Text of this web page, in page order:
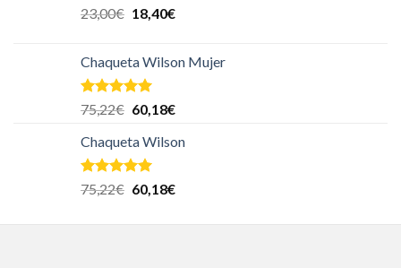
23,00€ 18,40€
Chaqueta Wilson Mujer
Valorado en
5.00
75,22€ 60,18€
Chaqueta Wilson
Valorado en
5.00
75,22€ 60,18€